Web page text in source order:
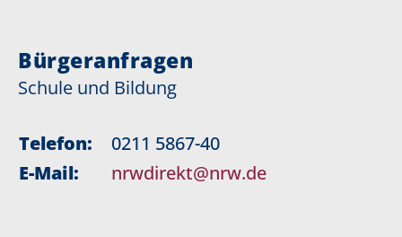
Bürgeranfragen
Schule und Bildung
Telefon:
0211 5867-40
E-Mail:
nrwdirekt@nrw.de